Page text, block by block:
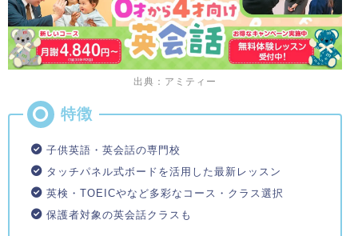
出典：アミティー
子供英語・英会話の専門校
タッチパネル式ボードを活用した最新レッスン
英検・TOEICやなど多彩なコース・クラス選択
保護者対象の英会話クラスも